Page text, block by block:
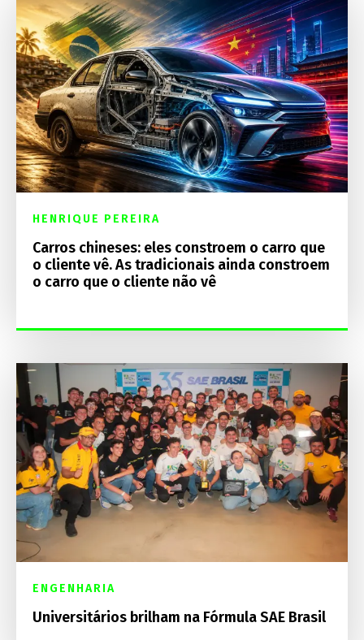
HENRIQUE PEREIRA
Carros chineses: eles constroem o carro que
o cliente vê. As tradicionais ainda constroem
o carro que o cliente não vê
ENGENHARIA
Universitários brilham na Fórmula SAE Brasil